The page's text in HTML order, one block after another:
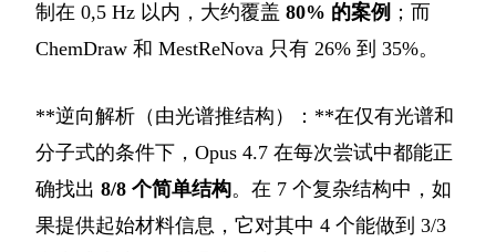
制在 0,5 Hz 以内，大约覆盖 80% 的案例 ；而
ChemDraw 和 MestReNova 只有 26% 到 35%。
**逆向解析（由光谱推结构）：**在仅有光谱和
分子式的条件下，Opus 4.7 在每次尝试中都能正
确找出 8/8 个简单结构。在 7 个复杂结构中，如
果提供起始材料信息，它对其中 4 个能做到 3/3